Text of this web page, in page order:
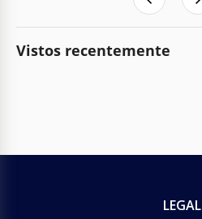
Vistos recentemente
LEGAL